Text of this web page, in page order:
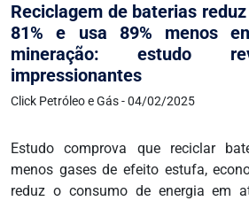
Reciclagem de baterias
81% e usa 89% menos
mineração: estudo
impressionantes
Click Petróleo e Gás - 04/02/2025
Estudo comprova que reciclar
menos gases de efeito estufa,
reduz o consumo de energia em